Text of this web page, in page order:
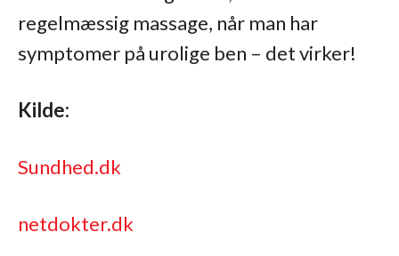
regelmæssig massage, når man har
symptomer på urolige ben – det virker!
Kilde:
Sundhed.dk
netdokter.dk